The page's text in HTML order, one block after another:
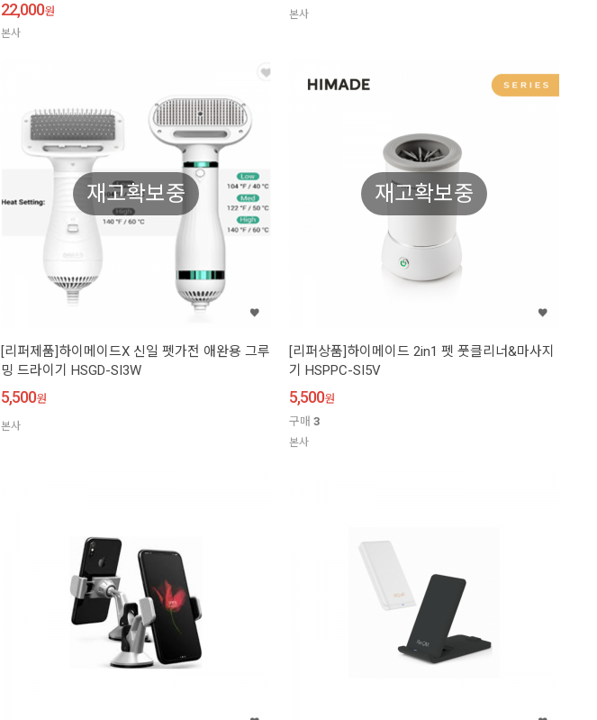
22,000원
본사
본사
재고확보중
[리퍼제품]하이메이드X 신일 펫가전 애완용 그루
밍 드라이기 HSGD-SI3W
5,500원
본사
재고확보중
[리퍼상품]하이메이드 2in1 펫 풋클리너&마사지
기 HSPPC-SI5V
5,500원
구매 3
본사